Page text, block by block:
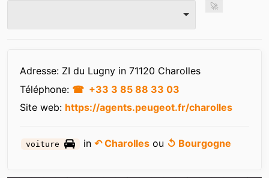
🚀
Adresse: ZI du Lugny in 71120 Charolles
Téléphone:
+33 3 85 88 33 03
Site web: https://agents.peugeot.fr/charolles
voiture in↶ Charolles ou ↺ Bourgogne